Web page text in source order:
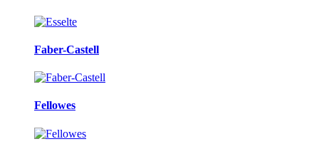
Faber-Castell
Fellowes